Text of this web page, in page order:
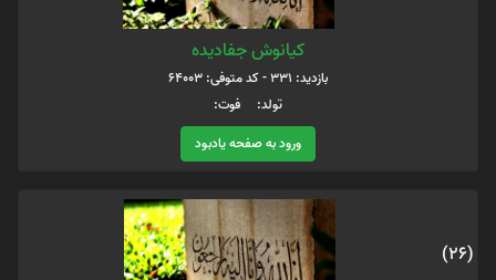
کیانوش جفادیده
بازدید: 331 - کد متوفی: 64003
تولد: فوت:
ورود به صفحه یادبود
(26)